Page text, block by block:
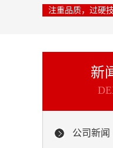
注重品质，过硬
新
公司新闻